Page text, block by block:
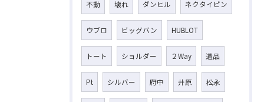
不動 壊れ ダンヒル ネクタイピン
ウブロ ビッグバン HUBLOT
トート ショルダー ２Way 遺品
Pt シルバー 府中 井原 松永